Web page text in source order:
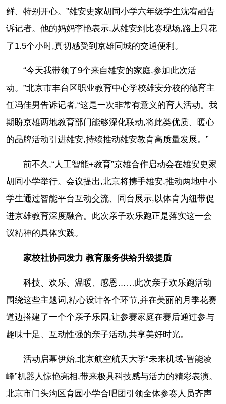
鲜、特别开心。”雄安史家胡同小学六年级学生沈宥融告
诉记者。他的妈妈李艳表示,从雄安到比赛现场,路上只花
了1.5个小时,真切感受到京雄同城的交通便利。
“今天我带领了9个来自雄安的家庭,参加此次活
动。”北京市丰台区职业教育中心学校雄安分校的德育主
任冯佳男告诉记者,“这是一次非常有意义的育人活动。我
期盼京雄两地教育部门能够深化联动,将此类优质、暖心
的品牌活动引进雄安,持续推动雄安教育高质量发展。”
前不久,“人工智能+教育”京雄合作启动会在雄安史家
胡同小学举行。会议提出,北京将携手雄安,推动两地中小
学生通过智能平台互动交流、同台展示,以体育为纽带促
进京雄教育深度融合。此次亲子欢乐跑正是落实这一会
议精神的具体实践。
家校社协同发力 教育服务供给升级提质
科技、欢乐、温暖、感恩……此次亲子欢乐跑活动
围绕这些主题词,精心设计各个环节,并在美丽的月季花赛
道边搭建了一个个亲子乐园,让参赛家庭在赛后通过参与
趣味十足、互动性强的亲子活动,共享美好时光。
活动启幕伊始,北京航空航天大学“未来机域-智能凌
峰”机器人惊艳亮相,带来极具科技感与活力的精彩表演。
北京市门头沟区育园小学合唱团引领全体参赛人员齐声